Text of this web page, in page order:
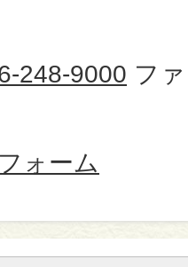
248-9000 フ
ォーム